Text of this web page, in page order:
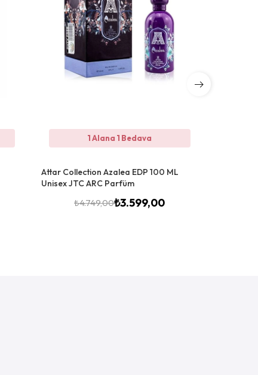
1 Alana 1 Bedava
Attar Collection Azalea EDP 100 ML
Unisex JTC ARC Parfüm
₺4.749,00₺3.599,00